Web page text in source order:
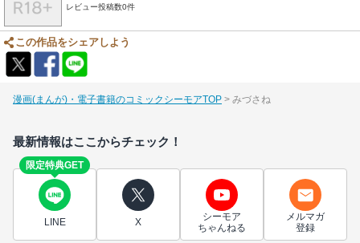
レビュー投稿数0件
この作品をシェアしよう
漫画(まんが)・電子書籍のコミックシーモアTOP みづさね
最新情報はここからチェック！
限定特典GET
LINE X
シーモア
ちゃんねる
メルマガ
登録